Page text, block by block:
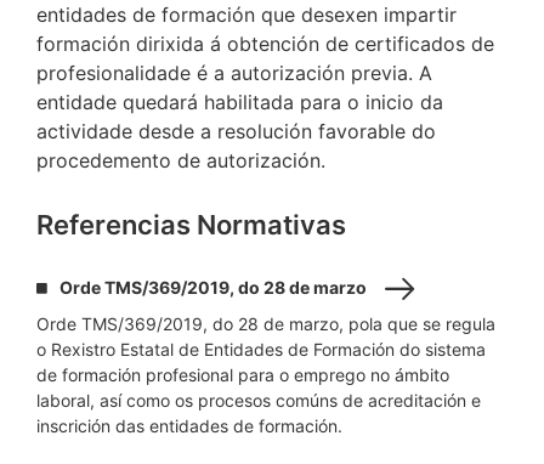
entidades de formación que desexen impartir
formación dirixida á obtención de certificados de
profesionalidade é a autorización previa. A
entidade quedará habilitada para o inicio da
actividade desde a resolución favorable do
procedemento de autorización.
Referencias Normativas
Orde TMS/369/2019, do 28 de marzo
Orde TMS/369/2019, do 28 de marzo, pola que se regula
o Rexistro Estatal de Entidades de Formación do sistema
de formación profesional para o emprego no ámbito
laboral, así como os procesos comúns de acreditación e
inscrición das entidades de formación.